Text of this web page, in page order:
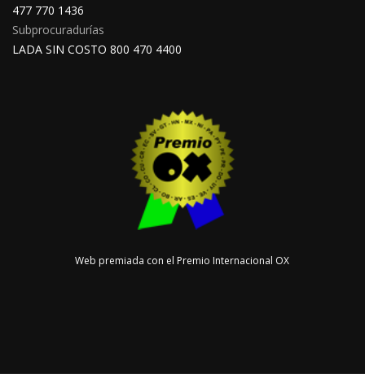
477 770 1436
Subprocuradurías
LADA SIN COSTO 800 470 4400
Web premiada con el Premio Internacional OX